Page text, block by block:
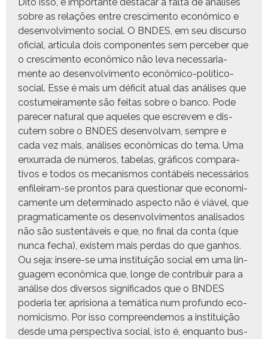
sobre as relações entre cresci­men­to econômi­co e
desen­volvi­men­to social. O BNDES, em seu dis­cur­so
ofi­cial, artic­u­la dois com­po­nentes sem perce­ber que
o cresci­men­to econômi­co não leva nec­es­sari­a­
mente ao desen­volvi­men­to econômi­co-políti­co-
social. Esse é mais um déficit atu­al das anális­es que
cos­tumeira­mente são feitas sobre o ban­co. Pode
pare­cer nat­ur­al que aque­les que escrevem e dis­
cutem sobre o BNDES desen­volvam, sem­pre e
cada vez mais, anális­es econômi­cas do tema. Uma
enx­ur­ra­da de números, tabelas, grá­fi­cos com­par­a­
tivos e todos os mecan­is­mos con­tábeis necessários
enfileiram-se pron­tos para ques­tionar que eco­nomi­
ca­mente um deter­mi­na­do aspec­to não é viáv­el, que
prag­mati­ca­mente os desen­volvi­men­tos anal­isa­dos
não são sus­ten­táveis e que, no final da con­ta (que
nun­ca fecha), exis­tem mais per­das do que gan­hos.
Ou seja: insere-se uma insti­tu­ição social em uma lin­
guagem econômi­ca que, longe de con­tribuir para a
análise dos diver­sos sig­nifi­ca­dos que o BNDES
pode­ria ter, apri­siona a temáti­ca num pro­fun­do eco­
nomi­cis­mo. Por isso com­preen­demos a insti­tu­ição
des­de uma per­spec­ti­va social, isto é, enquan­to bus­